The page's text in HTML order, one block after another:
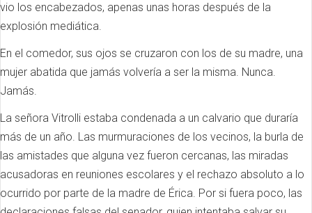
vio los encabezados, apenas unas horas después de la
explosión mediática.
En el comedor, sus ojos se cruzaron con los de su madre, una
mujer abatida que jamás volvería a ser la misma. Nunca.
Jamás.
La señora Vitrolli estaba condenada a un calvario que duraría
más de un año. Las murmuraciones de los vecinos, la burla de
las amistades que alguna vez fueron cercanas, las miradas
acusadoras en reuniones escolares y el rechazo absoluto a lo
ocurrido por parte de la madre de Érica. Por si fuera poco, las